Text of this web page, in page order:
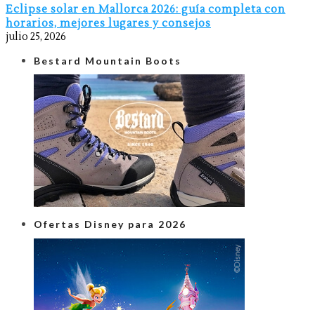
Eclipse solar en Mallorca 2026: guía completa con
horarios, mejores lugares y consejos
julio 25, 2026
Bestard Mountain Boots
Ofertas Disney para 2026